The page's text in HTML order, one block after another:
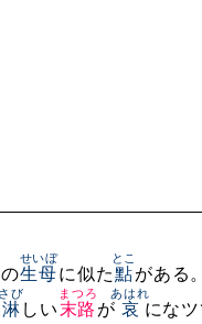
生母
せいぼ
に似た點
とこ
がある
淋
さび
しい 末路
まつろ
が 哀
あはれ
になツ